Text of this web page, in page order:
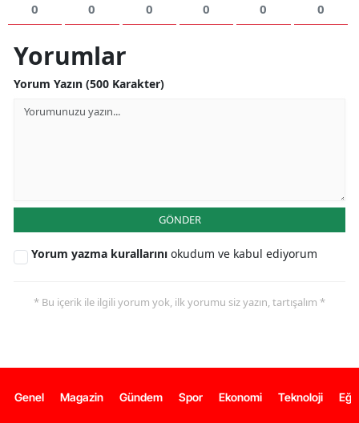
0 0 0 0 0 0
Yorumlar
Yorum Yazın (500 Karakter)
GÖNDER
Yorum yazma kurallarını okudum ve kabul ediyorum
* Bu içerik ile ilgili yorum yok, ilk yorumu siz yazın, tartışalım *
Genel Magazin Gündem Spor Ekonomi Teknoloji